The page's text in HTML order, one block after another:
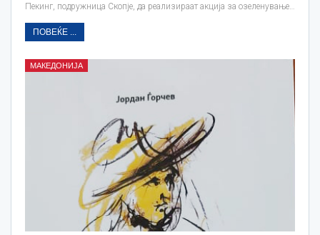
Пекинг, подружница Скопје, да реализираат акција за озеленување…
ПОВЕЌЕ ...
МАКЕДОНИЈА